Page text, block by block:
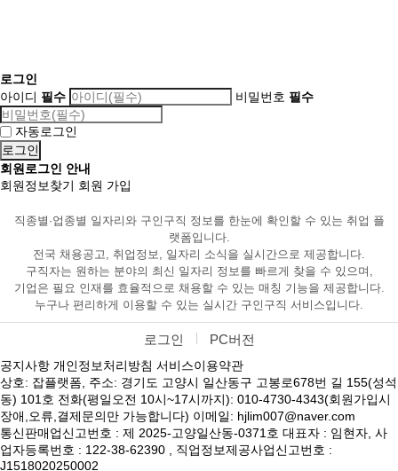
로그인
아이디 필수 비밀번호 필수
자동로그인
회원로그인 안내
회원정보찾기 회원 가입
직종별·업종별 일자리와 구인구직 정보를 한눈에 확인할 수 있는 취업 플
랫폼입니다.
전국 채용공고, 취업정보, 일자리 소식을 실시간으로 제공합니다.
구직자는 원하는 분야의 최신 일자리 정보를 빠르게 찾을 수 있으며,
기업은 필요 인재를 효율적으로 채용할 수 있는 매칭 기능을 제공합니다.
누구나 편리하게 이용할 수 있는 실시간 구인구직 서비스입니다.
로그인 PC버전
공지사항 개인정보처리방침 서비스이용약관
상호: 잡플랫폼, 주소: 경기도 고양시 일산동구 고봉로678번 길 155(성석
동) 101호 전화(평일오전 10시~17시까지): 010-4730-4343(회원가입시
장애,오류,결제문의만 가능합니다) 이메일: hjlim007@naver.com
통신판매업신고번호 : 제 2025-고양일산동-0371호 대표자 : 임현자, 사
업자등록번호 : 122-38-62390 , 직업정보제공사업신고번호 :
J1518020250002